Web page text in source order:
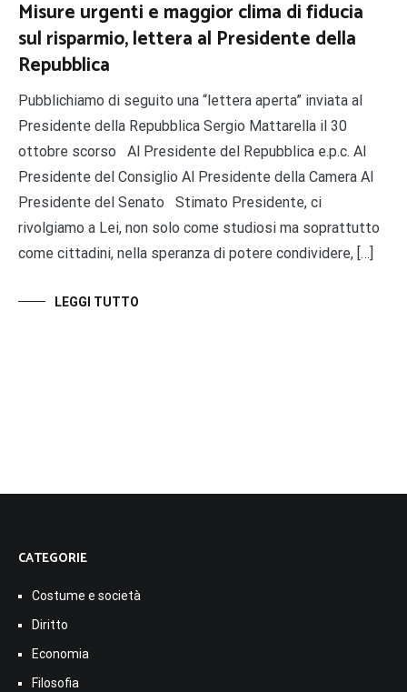
Misure urgenti e maggior clima di fiducia
sul risparmio, lettera al Presidente della
Repubblica
Pubblichiamo di seguito una “lettera aperta” inviata al
Presidente della Repubblica Sergio Mattarella il 30
ottobre scorso Al Presidente del Repubblica e.p.c. Al
Presidente del Consiglio Al Presidente della Camera Al
Presidente del Senato Stimato Presidente, ci
rivolgiamo a Lei, non solo come studiosi ma soprattutto
come cittadini, nella speranza di potere condividere, […]
LEGGI TUTTO
CATEGORIE
Costume e società
Diritto
Economia
Filosofia